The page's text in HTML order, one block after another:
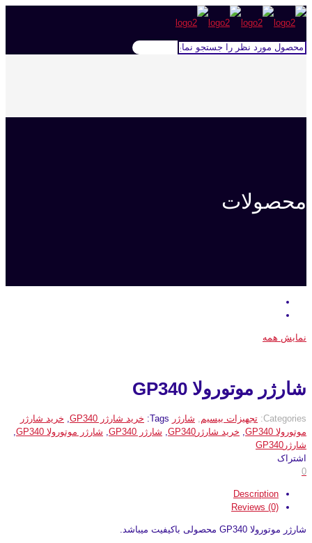
محصولات
نمایش همه
شارژر موتورولا GP340
Categories: تجهیزات بیسیم شارژر Tags: خرید شارژر GP340
خرید شارژر
موتورولا GP340
خرید شارژرGP340 شارژر GP340 شارژر موتورولا GP340
شارژرGP340
اشتراک
0
Description
Reviews (0)
شارژر موتورولا GP340 محصولی باکیفیت میباشد.